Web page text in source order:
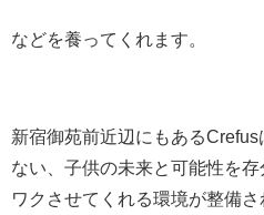
などを養ってくれます。
新宿御苑前近辺にもある
ない、子供の未来と可能性を
ワクさせてくれる環境が整備さ